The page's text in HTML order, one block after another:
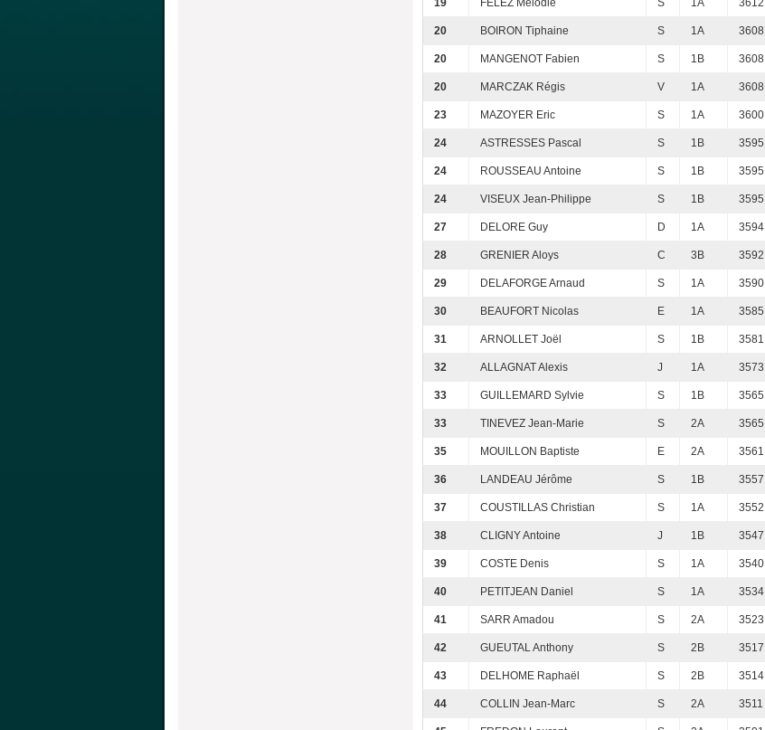
20 BOIRON Tiphaine S 1A 3608
20 MANGENOT Fabien S 1B 3608
20 MARCZAK Régis V 1A 3608
23 MAZOYER Eric S 1A 3600
24 ASTRESSES Pascal S 1B 3595
24 ROUSSEAU Antoine S 1B 3595
24 VISEUX Jean-Philippe S 1B 3595
27 DELORE Guy D 1A 3594
28 GRENIER Aloys C 3B 3592
29 DELAFORGE Arnaud S 1A 3590
30 BEAUFORT Nicolas E 1A 3585
31 ARNOLLET Joël S 1B 3581
32 ALLAGNAT Alexis J 1A 3573
33 GUILLEMARD Sylvie S 1B 3565
33 TINEVEZ Jean-Marie S 2A 3565
35 MOUILLON Baptiste E 2A 3561
36 LANDEAU Jérôme S 1B 3557
37 COUSTILLAS Christian S 1A 3552
38 CLIGNY Antoine J 1B 3547
39 COSTE Denis S 1A 3540
40 PETITJEAN Daniel S 1A 3534
41 SARR Amadou S 2A 3523
42 GUEUTAL Anthony S 2B 3517
43 DELHOME Raphaël S 2B 3514
44 COLLIN Jean-Marc S 2A 3511